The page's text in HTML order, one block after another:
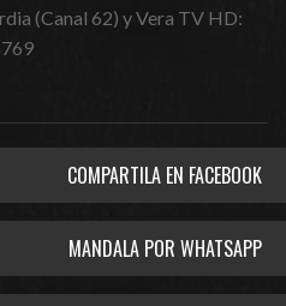
(Canal 62) y Vera TV HD:
COMPARTILA EN FACEBOOK
MANDALA POR WHATSAPP